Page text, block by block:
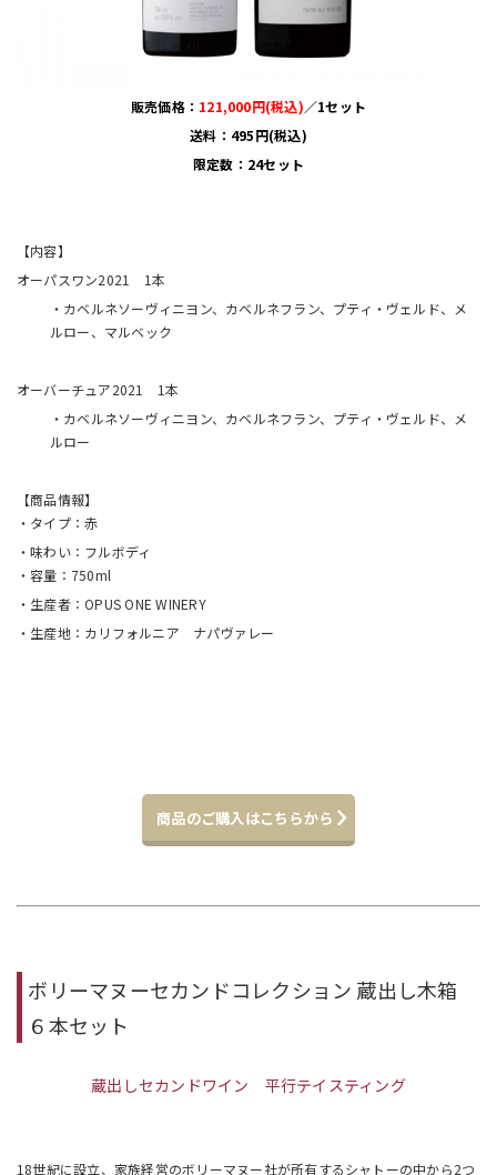
販売価格： 121,000円(税込)／1セット
送料：495円(税込)
限定数：24セット
【内容】
オーパスワン2021 1本
・カベルネソーヴィニヨン、カベルネフラン、プティ・ヴェルド、メ
ルロー、マルベック
オーバーチュア2021 1本
・カベルネソーヴィニヨン、カベルネフラン、プティ・ヴェルド、メ
ルロー
【商品情報】
・タイプ：赤
・味わい：フルボディ
・容量：750ml
・生産者：OPUS ONE WINERY
・生産地：カリフォルニア ナパヴァレー
商品のご購入はこちらから
ボリーマヌーセカンドコレクション 蔵出し木箱
６本セット
蔵出しセカンドワイン 平行テイスティング
18世紀に設立、家族経営のボリーマヌー社が所有するシャトーの中から2つ